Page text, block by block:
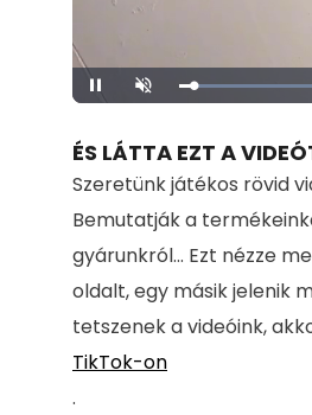
Pause Unmute Loaded:
100.00%
ÉS LÁTTA EZT A
Szeretünk játékos rövid
Bemutatják a
gyárunkról... Ezt nézze
oldalt, egy másik jelenik
tetszenek a videóink,
TikTok-on
.